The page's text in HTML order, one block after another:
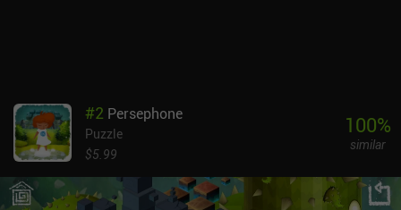
#2 Persephone
Puzzle
$5.99
100%
similar